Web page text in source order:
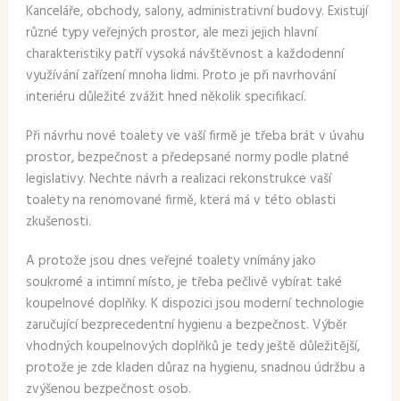
Kanceláře, obchody, salony, administrativní budovy. Existují
různé typy veřejných prostor, ale mezi jejich hlavní
charakteristiky patří vysoká návštěvnost a každodenní
využívání zařízení mnoha lidmi. Proto je při navrhování
interiéru důležité zvážit hned několik specifikací.
Při návrhu nové toalety ve vaší firmě je třeba brát v úvahu
prostor, bezpečnost a předepsané normy podle platné
legislativy. Nechte návrh a realizaci rekonstrukce vaší
toalety na renomované firmě, která má v této oblasti
zkušenosti.
A protože jsou dnes veřejné toalety vnímány jako
soukromé a intimní místo, je třeba pečlivě vybírat také
koupelnové doplňky. K dispozici jsou moderní technologie
zaručující bezprecedentní hygienu a bezpečnost. Výběr
vhodných koupelnových doplňků je tedy ještě důležitější,
protože je zde kladen důraz na hygienu, snadnou údržbu a
zvýšenou bezpečnost osob.